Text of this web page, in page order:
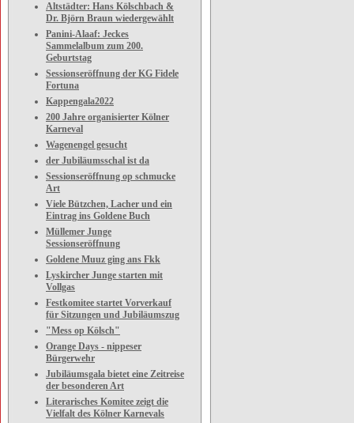
Altstädter: Hans Kölschbach &
Dr. Björn Braun wiedergewählt
Panini-Alaaf: Jeckes
Sammelalbum zum 200.
Geburtstag
Sessionseröffnung der KG Fidele
Fortuna
Kappengala2022
200 Jahre organisierter Kölner
Karneval
Wagenengel gesucht
der Jubiläumsschal ist da
Sessionseröffnung op schmucke
Art
Viele Bützchen, Lacher und ein
Eintrag ins Goldene Buch
Müllemer Junge
Sessionseröffnung
Goldene Muuz ging ans Fkk
Lyskircher Junge starten mit
Vollgas
Festkomitee startet Vorverkauf
für Sitzungen und Jubiläumszug
"Mess op Kölsch"
Orange Days - nippeser
Bürgerwehr
Jubiläumsgala bietet eine Zeitreise
der besonderen Art
Literarisches Komitee zeigt die
Vielfalt des Kölner Karnevals